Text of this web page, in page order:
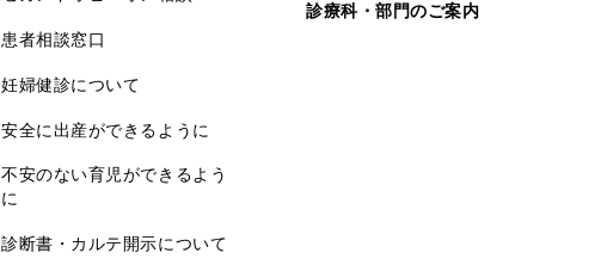
患者相談窓口
妊婦健診について
安全に出産ができるように
不安のない育児ができるよう
に
診断書・カルテ開示について
診療科・部門のご案内